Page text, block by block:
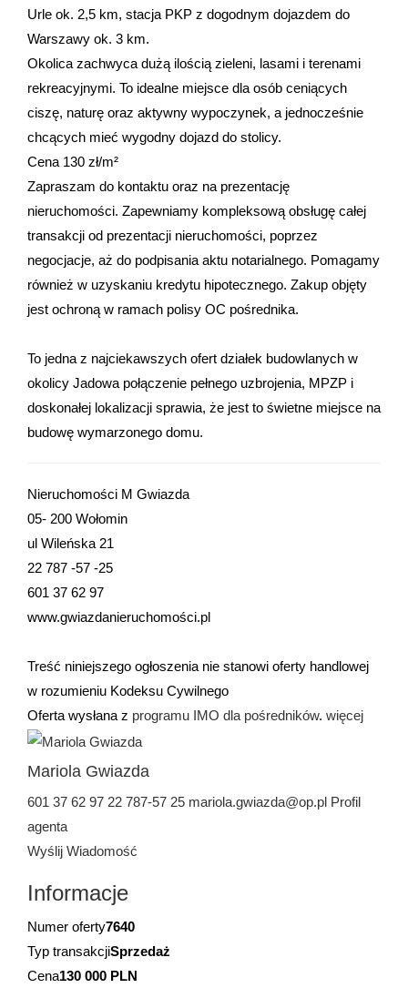
Urle ok. 2,5 km, stacja PKP z dogodnym dojazdem do
Warszawy ok. 3 km.
Okolica zachwyca dużą ilością zieleni, lasami i terenami
rekreacyjnymi. To idealne miejsce dla osób ceniących
ciszę, naturę oraz aktywny wypoczynek, a jednocześnie
chcących mieć wygodny dojazd do stolicy.
Cena 130 zł/m²
Zapraszam do kontaktu oraz na prezentację
nieruchomości. Zapewniamy kompleksową obsługę całej
transakcji od prezentacji nieruchomości, poprzez
negocjacje, aż do podpisania aktu notarialnego. Pomagamy
również w uzyskaniu kredytu hipotecznego. Zakup objęty
jest ochroną w ramach polisy OC pośrednika.
To jedna z najciekawszych ofert działek budowlanych w
okolicy Jadowa połączenie pełnego uzbrojenia, MPZP i
doskonałej lokalizacji sprawia, że jest to świetne miejsce na
budowę wymarzonego domu.
Nieruchomości M Gwiazda
05- 200 Wołomin
ul Wileńska 21
22 787 -57 -25
601 37 62 97
www.gwiazdanieruchomości.pl
Treść niniejszego ogłoszenia nie stanowi oferty handlowej
w rozumieniu Kodeksu Cywilnego
Oferta wysłana z programu IMO dla pośredników. więcej
Mariola Gwiazda
601 37 62 97 22 787-57 25 mariola.gwiazda@op.pl Profil
agenta
Wyślij Wiadomość
Informacje
Numer oferty7640
Typ transakcjiSprzedaż
Cena130 000 PLN